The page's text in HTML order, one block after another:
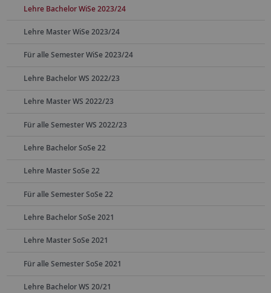
Lehre Bachelor WiSe 2023/24
Lehre Master WiSe 2023/24
Für alle Semester WiSe 2023/24
Lehre Bachelor WS 2022/23
Lehre Master WS 2022/23
Für alle Semester WS 2022/23
Lehre Bachelor SoSe 22
Lehre Master SoSe 22
Für alle Semester SoSe 22
Lehre Bachelor SoSe 2021
Lehre Master SoSe 2021
Für alle Semester SoSe 2021
Lehre Bachelor WS 20/21